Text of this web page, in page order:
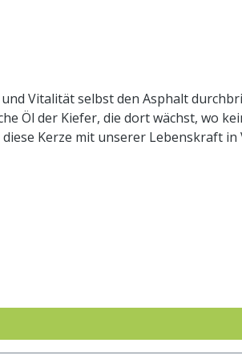
Vitalität selbst den Asphalt
Öl der Kiefer, die dort wächst, wo
Kerze mit unserer Lebenskraft in
die Heilkräuter-Kerzen? Die
ein jeweils interessantes Aroma
ihren Duft hauptsächlich nach dem